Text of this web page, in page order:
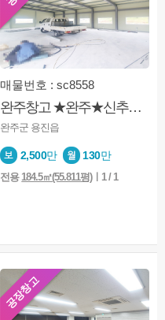
매물번호 : sc8558
완주창고 ★완주★신추창고★제조업★2종근생★마당넓음
완주군 용진읍
2,500만 130만
전용 184.5㎡(55.811평)ㅣ1 / 1
공장창고